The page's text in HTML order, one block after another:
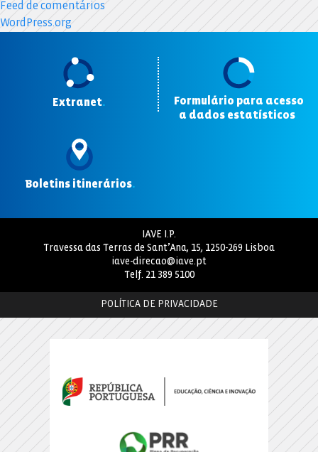
Feed de comentários
WordPress.org
Extranet.
Formulário para acesso
a dados estatísticos
Boletins itinerários.
IAVE I.P.
Travessa das Terras de Sant’Ana, 15, 1250-269 Lisboa
iave-direcao@iave.pt
Telf. 21 389 5100
POLÍTICA DE PRIVACIDADE